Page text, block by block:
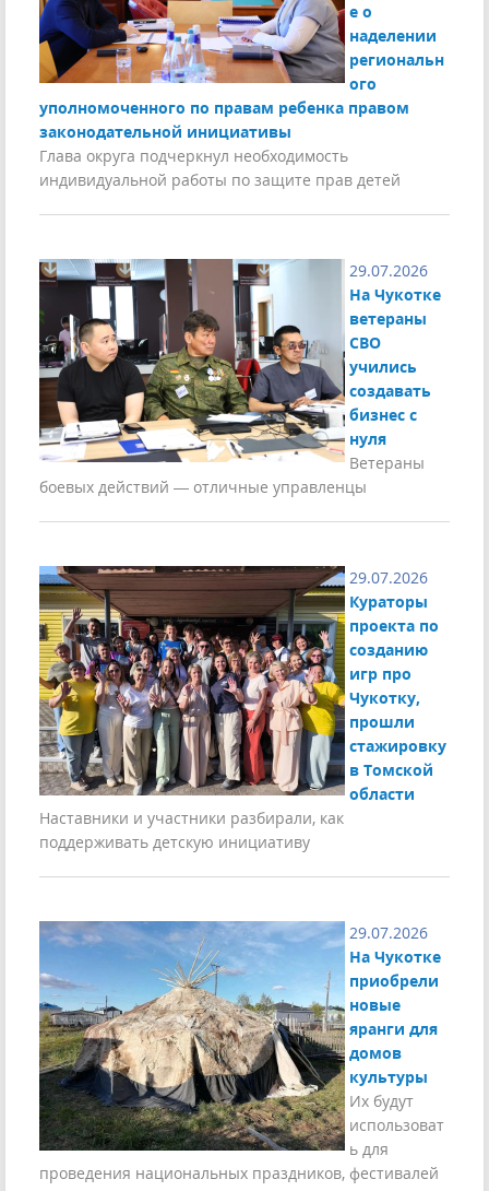
е о
наделении
региональн
ого
уполномоченного по правам ребенка правом
законодательной инициативы
Глава округа подчеркнул необходимость
индивидуальной работы по защите прав детей
29.07.2026
На Чукотке
ветераны
СВО
учились
создавать
бизнес с
нуля
Ветераны
боевых действий — отличные управленцы
29.07.2026
Кураторы
проекта по
созданию
игр про
Чукотку,
прошли
стажировку
в Томской
области
Наставники и участники разбирали, как
поддерживать детскую инициативу
29.07.2026
На Чукотке
приобрели
новые
яранги для
домов
культуры
Их будут
использоват
ь для
проведения национальных праздников, фестивалей